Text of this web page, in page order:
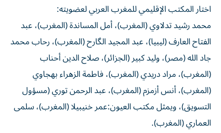
اختار المكتب الإقليمي للمغرب العربي لعضويته:
محمد رشيد تدلاوي (المغرب)، أمل المساندة (المغرب)، عبد
الفتاح العارف (ليبيا)، عبد المجيد الگارح (المغرب)، رحاب محمد
جاد الله (مصر)، وليد كبير (الجزائر)، صلاح الدين أحناب
(المغرب)، مراد دريدي (المغرب)، فاطمة الزهراء بهجاوي
(المغرب)، أنس أزمزم (المغرب)، عبد الرحمن توري (مسؤول
التسويق)، ويمثل مكتب العيون:عمر خنيبيلا (المغرب)، سلمى
العماري (المغرب).